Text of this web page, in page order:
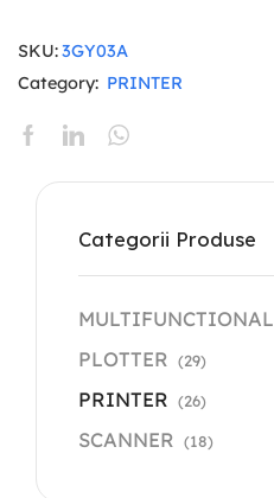
SKU:3GY03A
Category: PRINTER
Categorii Produse
MULTIFUNCTIONAL
PLOTTER (29)
PRINTER (26)
SCANNER (18)